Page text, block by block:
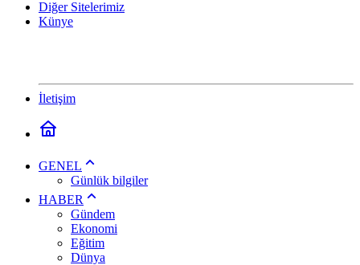
Diğer Sitelerimiz
Künye
İletişim
GENEL
Günlük bilgiler
HABER
Gündem
Ekonomi
Eğitim
Dünya